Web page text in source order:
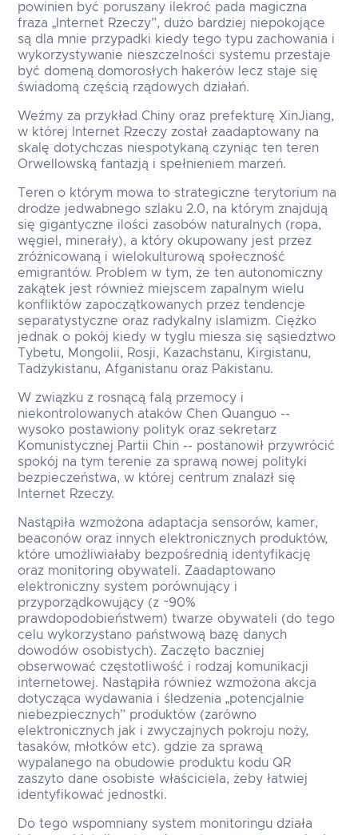
powinien być poruszany ilekroć pada magiczna
fraza „Internet Rzeczy”, dużo bardziej niepokojące
są dla mnie przypadki kiedy tego typu zachowania i
wykorzystywanie nieszczelności systemu przestaje
być domeną domorosłych hakerów lecz staje się
świadomą częścią rządowych działań.
Weźmy za przykład Chiny oraz prefekturę XinJiang,
w której Internet Rzeczy został zaadaptowany na
skalę dotychczas niespotykaną czyniąc ten teren
Orwellowską fantazją i spełnieniem marzeń.
Teren o którym mowa to strategiczne terytorium na
drodze jedwabnego szlaku 2.0, na którym znajdują
się gigantyczne ilości zasobów naturalnych (ropa,
węgiel, minerały), a który okupowany jest przez
zróżnicowaną i wielokulturową społeczność
emigrantów. Problem w tym, że ten autonomiczny
zakątek jest również miejscem zapalnym wielu
konfliktów zapoczątkowanych przez tendencje
separatystyczne oraz radykalny islamizm. Ciężko
jednak o pokój kiedy w tyglu miesza się sąsiedztwo
Tybetu, Mongolii, Rosji, Kazachstanu, Kirgistanu,
Tadżykistanu, Afganistanu oraz Pakistanu.
W związku z rosnącą falą przemocy i
niekontrolowanych ataków Chen Quanguo --
wysoko postawiony polityk oraz sekretarz
Komunistycznej Partii Chin -- postanowił przywrócić
spokój na tym terenie za sprawą nowej polityki
bezpieczeństwa, w której centrum znalazł się
Internet Rzeczy.
Nastąpiła wzmożona adaptacja sensorów, kamer,
beaconów oraz innych elektronicznych produktów,
które umożliwiałaby bezpośrednią identyfikację
oraz monitoring obywateli. Zaadaptowano
elektroniczny system porównujący i
przyporządkowujący (z ~90%
prawdopodobieństwem) twarze obywateli (do tego
celu wykorzystano państwową bazę danych
dowodów osobistych). Zaczęto baczniej
obserwować częstotliwość i rodzaj komunikacji
internetowej. Nastąpiła również wzmożona akcja
dotycząca wydawania i śledzenia „potencjalnie
niebezpiecznych” produktów (zarówno
elektronicznych jak i zwyczajnych pokroju noży,
tasaków, młotków etc). gdzie za sprawą
wypalanego na obudowie produktu kodu QR
zaszyto dane osobiste właściciela, żeby łatwiej
identyfikować jednostki.
Do tego wspomniany system monitoringu działa